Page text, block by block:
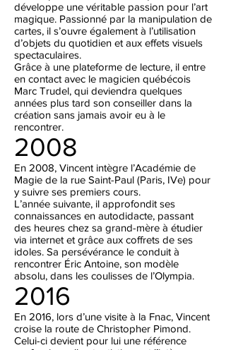
développe une véritable passion pour l’art
magique. Passionné par la manipulation de
cartes, il s’ouvre également à l’utilisation
d’objets du quotidien et aux effets visuels
spectaculaires.
Grâce à une plateforme de lecture, il entre
en contact avec le magicien québécois
Marc Trudel, qui deviendra quelques
années plus tard son conseiller dans la
création sans jamais avoir eu à le
rencontrer.
2008
En 2008, Vincent intègre l’Académie de
Magie de la rue Saint-Paul (Paris, IVe) pour
y suivre ses premiers cours.
L’année suivante, il approfondit ses
connaissances en autodidacte, passant
des heures chez sa grand-mère à étudier
via internet et grâce aux coffrets de ses
idoles. Sa persévérance le conduit à
rencontrer Éric Antoine, son modèle
absolu, dans les coulisses de l’Olympia.
2016
En 2016, lors d’une visite à la Fnac, Vincent
croise la route de Christopher Pimond.
Celui-ci devient pour lui une référence